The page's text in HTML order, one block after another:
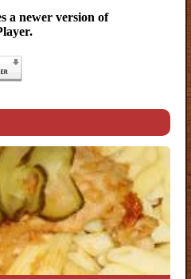
a newer version of